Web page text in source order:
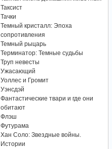
Таксист
Тачки
Темный кристалл: Эпоха
сопротивления
Темный рыцарь
Терминатор: Темные судьбы
Труп невесты
Ужасающий
Уоллес и Громит
Уэнсдэй
Фантастические твари и где они
обитают
Флэш
Футурама
Хан Соло: Звездные войны.
Истории